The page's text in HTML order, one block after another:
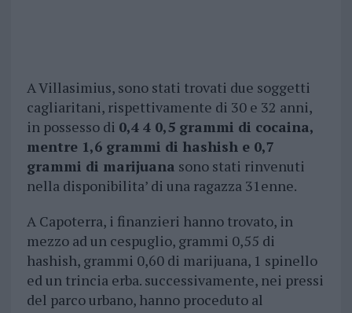
A Villasimius, sono stati trovati due soggetti
cagliaritani, rispettivamente di 30 e 32 anni,
in possesso di 0,4 4 0,5 grammi di cocaina,
mentre 1,6 grammi di hashish e 0,7
grammi di marijuana sono stati rinvenuti
nella disponibilita’ di una ragazza 31enne.
A Capoterra, i finanzieri hanno trovato, in
mezzo ad un cespuglio, grammi 0,55 di
hashish, grammi 0,60 di marijuana, 1 spinello
ed un trincia erba. successivamente, nei pressi
del parco urbano, hanno proceduto al